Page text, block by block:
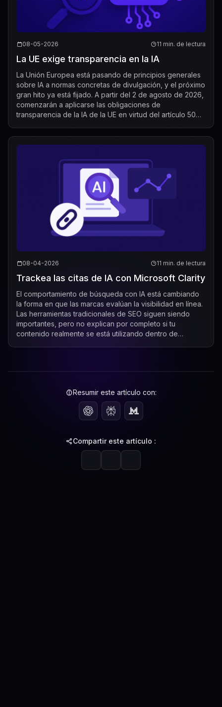
08-05-2026 11 min. de lectura
La UE exige transparencia en la IA
La Unión Europea está pasando de principios generales
sobre IA a normas concretas de divulgación, y el próximo
gran hito ya está fijado. A partir del 2 de agosto de 2026,
comenzarán a aplicarse las obligaciones de
transparencia de la IA de la UE en virtud del artículo 50
08-04-2026 11 min. de lectura
Trackea las citas de IA con Microsoft Clarity
El comportamiento de búsqueda con IA está cambiando
la forma en que las marcas evalúan la visibilidad en línea.
Las herramientas tradicionales de SEO siguen siendo
importantes, pero no explican por completo si tu
contenido realmente se está utilizando dentro de
Resumir este artículo con:
Compartir este artículo :